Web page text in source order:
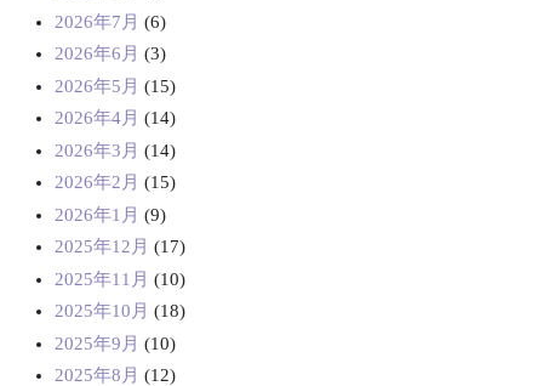
2026年7月 (6)
2026年6月 (3)
2026年5月 (15)
2026年4月 (14)
2026年3月 (14)
2026年2月 (15)
2026年1月 (9)
2025年12月 (17)
2025年11月 (10)
2025年10月 (18)
2025年9月 (10)
2025年8月 (12)